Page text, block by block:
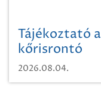
Tájékoztató a
kőrisrontó
2026.08.04.